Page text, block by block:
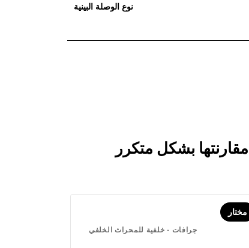
نوع الوصلة البينية
جرافات - خلفية للمحراث الخلفي
مختار